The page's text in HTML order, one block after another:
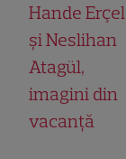
Hande Erçel
și Neslihan
Atagül,
imagini din
vacanță